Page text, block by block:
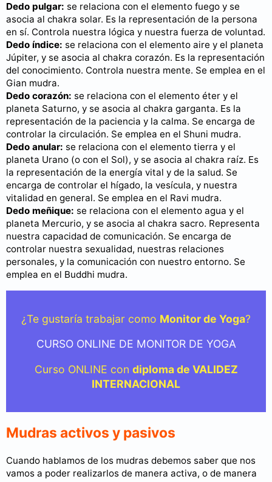
Dedo pulgar: se relaciona con el elemento fuego y se
asocia al chakra solar. Es la representación de la persona
en sí. Controla nuestra lógica y nuestra fuerza de voluntad.
Dedo índice: se relaciona con el elemento aire y el planeta
Júpiter, y se asocia al chakra corazón. Es la representación
del conocimiento. Controla nuestra mente. Se emplea en el
Gian mudra.
Dedo corazón: se relaciona con el elemento éter y el
planeta Saturno, y se asocia al chakra garganta. Es la
representación de la paciencia y la calma. Se encarga de
controlar la circulación. Se emplea en el Shuni mudra.
Dedo anular: se relaciona con el elemento tierra y el
planeta Urano (o con el Sol), y se asocia al chakra raíz. Es
la representación de la energía vital y de la salud. Se
encarga de controlar el hígado, la vesícula, y nuestra
vitalidad en general. Se emplea en el Ravi mudra.
Dedo meñique: se relaciona con el elemento agua y el
planeta Mercurio, y se asocia al chakra sacro. Representa
nuestra capacidad de comunicación. Se encarga de
controlar nuestra sexualidad, nuestras relaciones
personales, y la comunicación con nuestro entorno. Se
emplea en el Buddhi mudra.
¿Te gustaría trabajar como Monitor de Yoga?
CURSO ONLINE DE MONITOR DE YOGA
Curso ONLINE con diploma de VALIDEZ
INTERNACIONAL
Mudras activos y pasivos
Cuando hablamos de los mudras debemos saber que nos
vamos a poder realizarlos de manera activa, o de manera